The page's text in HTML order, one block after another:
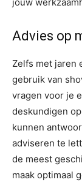
Advies op
Zelfs met jaren
gebruik van
vragen voor je
deskundigen
kunnen
adviseren te
de meest
maak optimaal